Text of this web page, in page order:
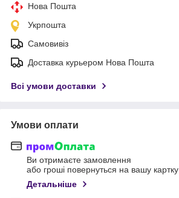
Нова Пошта
Укрпошта
Самовивіз
Доставка курьером Нова Пошта
Всі умови доставки
Умови оплати
Ви отримаєте замовлення
або гроші повернуться на вашу картку
Детальніше